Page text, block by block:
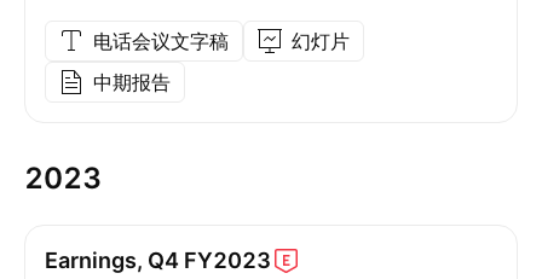
电话会议文字稿
幻灯片
中期报告
2023
Earnings, Q4 FY2023